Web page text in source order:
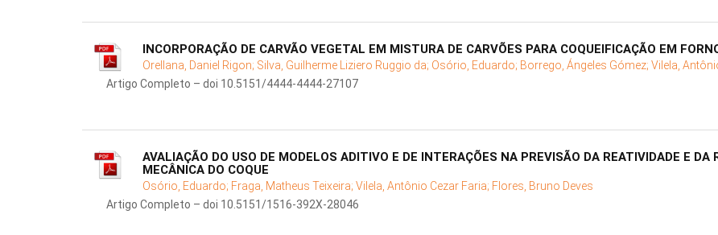
INCORPORAÇÃO DE CARVÃO VEGETAL EM MISTURA DE CARVÕES PARA COQUEIFICAÇÃO EM
Orellana, Daniel Rigon; Silva, Guilherme Liziero Ruggio da; Osório, Eduardo; Borrego, Ángeles Gómez; Vilela,
Artigo Completo – doi 10.5151/4444-4444-27107
AVALIAÇÃO DO USO DE MODELOS ADITIVO E DE INTERAÇÕES NA PREVISÃO DA REATIVIDADE E DA
MECÂNICA DO COQUE
Osório, Eduardo; Fraga, Matheus Teixeira; Vilela, Antônio Cezar Faria; Flores, Bruno Deves
Artigo Completo – doi 10.5151/1516-392X-28046